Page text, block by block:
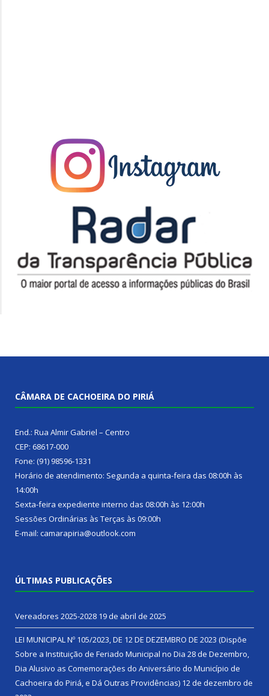
CÂMARA DE CACHOEIRA DO PIRIÁ
End.: Rua Almir Gabriel – Centro
CEP: 68617-000
Fone: (91) 98596-1331
Horário de atendimento: Segunda a quinta-feira das 08:00h às
14:00h
Sexta-feira expediente interno das 08:00h às 12:00h
Sessões Ordinárias às Terças às 09:00h
E-mail: camarapiria@outlook.com
ÚLTIMAS PUBLICAÇÕES
Vereadores 2025-2028 19 de abril de 2025
LEI MUNICIPAL Nº 105/2023, DE 12 DE DEZEMBRO DE 2023 (Dispõe
Sobre a Instituição de Feriado Municipal no Dia 28 de Dezembro,
Dia Alusivo as Comemorações do Aniversário do Município de
Cachoeira do Piriá, e Dá Outras Providências) 12 de dezembro de